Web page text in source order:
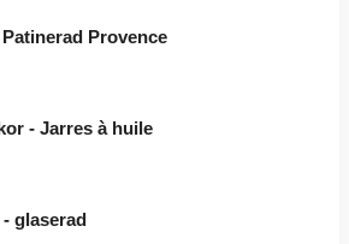
Provence
- Jarres à huile
glaserad